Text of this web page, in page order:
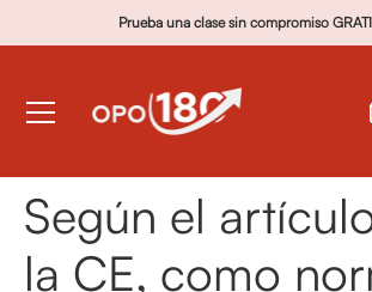
Prueba una clase sin compromiso
Según el
la CE, como